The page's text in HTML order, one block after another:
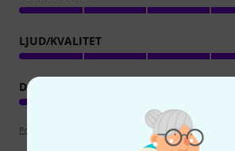
LJUD/KVALITET
DATORANVÄNDNING
Poängpolicy